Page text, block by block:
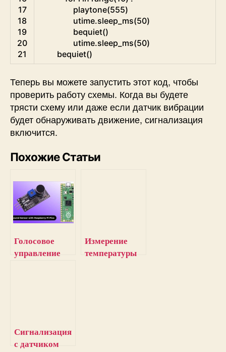
17
18
19
20
21
playtone(555)
utime.sleep_ms(50)
bequiet()
utime.sleep_ms(50)
bequiet()
Теперь вы можете запустить этот код, чтобы
проверить работу схемы. Когда вы будете
трясти схему или даже если датчик вибрации
будет обнаруживать движение, сигнализация
включится.
Похожие Статьи
Голосовое
управление
Измерение
температуры
Сигнализация
с датчиком